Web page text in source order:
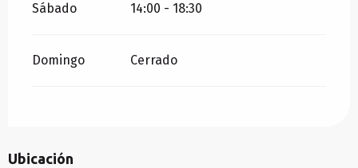
Sábado 14:00 - 18:30
Domingo Cerrado
Ubicación